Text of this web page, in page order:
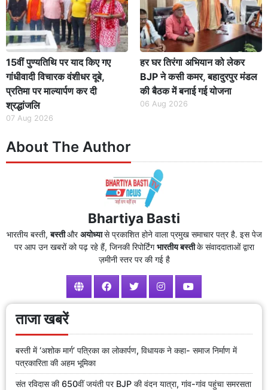
15वीं पुण्यतिथि पर याद किए गए
गांधीवादी विचारक वंशीधर दूबे,
प्रतिमा पर माल्यार्पण कर दी
श्रद्धांजलि
07 Aug 2026
हर घर तिरंगा अभियान को लेकर
BJP ने कसी कमर, बहादुरपुर मंडल
की बैठक में बनाई गई योजना
06 Aug 2026
About The Author
Bhartiya Basti
भारतीय बस्ती,बस्तीऔरअयोध्यासे प्रकाशित होने वाला प्रमुख समाचार पत्र है. इस पेज
पर आप उन खबरों को पढ़ रहे हैं, जिनकी रिपोर्टिंगभारतीय बस्तीके संवाददाताओं द्वारा
ज़मीनी स्तर पर की गई है
ताजा खबरें
बस्ती में ‘अशोक मार्ग’ पत्रिका का लोकार्पण, विधायक ने कहा- समाज निर्माण में
पत्रकारिता की अहम भूमिका
संत रविदास की 650वीं जयंती पर BJP की वंदन यात्रा, गांव-गांव पहुंचा समरसता